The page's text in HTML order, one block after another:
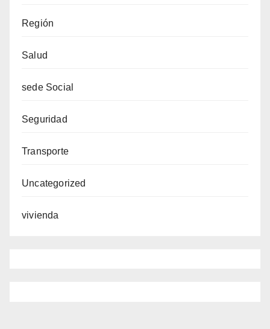
Región
Salud
sede Social
Seguridad
Transporte
Uncategorized
vivienda